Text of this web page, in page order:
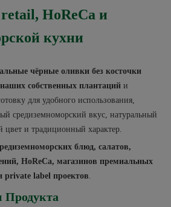
HoReCa и
кухни
чёрные оливки без косточки
собственных плантаций и
для удобного использования,
средиземноморский вкус, натуральный
цвет и традиционный характер.
блюд, салатов,
HoReCa, магазинов премиальных
private label проектов.
Продукта